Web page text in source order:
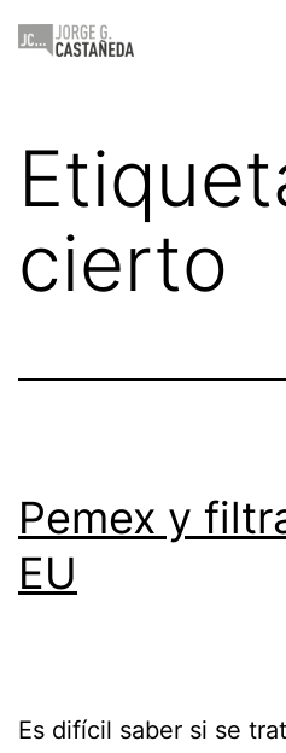
Saltar
Jorge
cierto
Pemex y
EU
Es difícil saber si se